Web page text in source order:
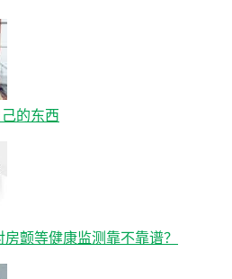
的东西
颤等健康监测靠不靠谱？